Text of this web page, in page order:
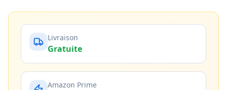
Livraison
Gratuite
Amazon Prime